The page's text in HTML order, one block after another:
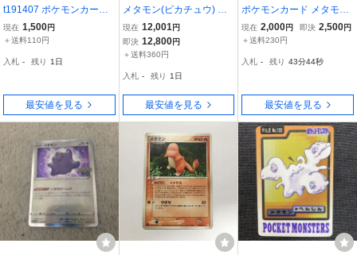
t191407 ポケモンカード
ポケカ メタモンVMAX S4
a 324/190 SSR
現在 1,500円
＋送料110円
入札 - 残り 1日
最安値を見る
メタモン(ピカチュウ) ★
[ホロンの研究塔] 033/086
状態難 ポケモンカード ポ
ケカ
現在 12,001円
即決 12,800円
＋送料360円
入札 - 残り 1日
最安値を見る
ポケモンカード メタモン
V s4a D 323/190 SSR 10
00
現在 2,000円 即決 2,500円
＋送料230円
入札 - 残り 43分43秒
最安値を見る